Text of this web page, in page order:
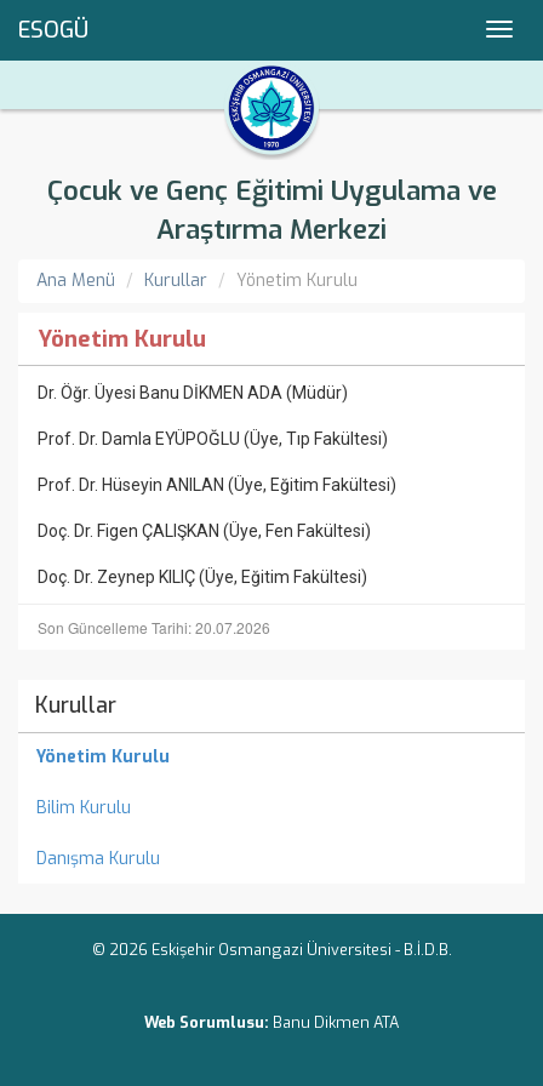
ESOGÜ
Çocuk ve Genç Eğitimi Uygulama ve
Araştırma Merkezi
Ana Menü Kurullar Yönetim Kurulu
Yönetim Kurulu
Dr. Öğr. Üyesi Banu DİKMEN ADA (Müdür)
Prof. Dr. Damla EYÜPOĞLU (Üye, Tıp Fakültesi)
Prof. Dr. Hüseyin ANILAN (Üye, Eğitim Fakültesi)
Doç. Dr. Figen ÇALIŞKAN (Üye, Fen Fakültesi)
Doç. Dr. Zeynep KILIÇ (Üye, Eğitim Fakültesi)
Son Güncelleme Tarihi: 20.07.2026
Kurullar
Yönetim Kurulu
Bilim Kurulu
Danışma Kurulu
© 2026 Eskişehir Osmangazi Üniversitesi - B.İ.D.B.
Web Sorumlusu: Banu Dikmen ATA